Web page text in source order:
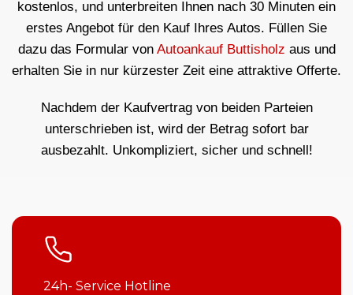
kostenlos, und unterbreiten Ihnen nach 30 Minuten ein
erstes Angebot für den Kauf Ihres Autos. Füllen Sie
dazu das Formular von Autoankauf Buttisholz aus und
erhalten Sie in nur kürzester Zeit eine attraktive Offerte.
Nachdem der Kaufvertrag von beiden Parteien
unterschrieben ist, wird der Betrag sofort bar
ausbezahlt. Unkompliziert, sicher und schnell!
24h- Service Hotline